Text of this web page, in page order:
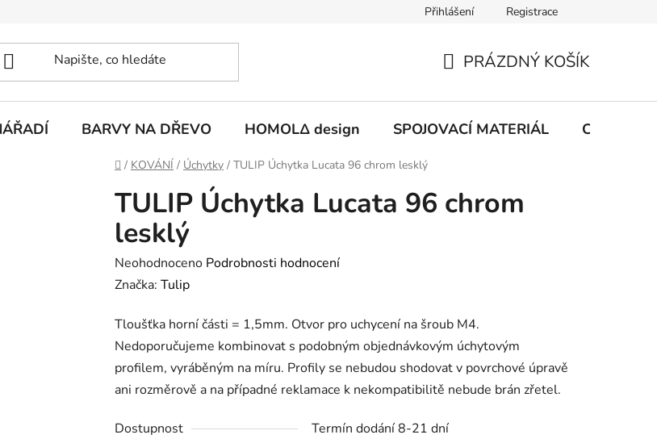
Přihlášení Registrace
KOŠÍK
PRÁZDNÝ KOŠÍK
BARVY NA DŘEVO HOMOLΔ design SPOJOVACÍ MATERIÁL CHEMIE
Domů
/ KOVÁNÍ / Úchytky / TULIP Úchytka Lucata 96 chrom lesklý
TULIP Úchytka Lucata 96 chrom
lesklý
Průměrné
hodnocení
je
0,0
z
5
Neohodnoceno Podrobnosti hodnocení
Značka: Tulip
Tloušťka horní části = 1,5mm. Otvor pro uchycení na šroub M4.
Nedoporučujeme kombinovat s podobným objednávkovým úchytovým
profilem, vyráběným na míru. Profily se nebudou shodovat v povrchové úpravě
ani rozměrově a na případné reklamace k nekompatibilitě nebude brán zřetel.
Dostupnost Termín dodání 8-21 dní